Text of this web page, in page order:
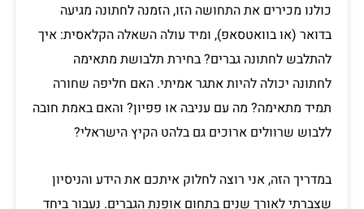
כולנו מכירים את התחושה הזו, הזמנה לחתונה מגיעה
בדואר (או בוואטסאפ), ומיד עולה השאלה הקלאסית: איך
להתלבש לחתונה גברים? בחירת תלבושת מתאימה
לחתונה יכולה להיות אתגר אמיתי. האם חליפה שחורה
תמיד מתאימה? מה עם עניבה או פפיון? והאם באמת חובה
ללבוש שרוולים ארוכים גם בלהט הקיץ הישראלי?
במדריך הזה, אני רוצה לחלוק איתכם את הידע והניסיון
שצברתי לאורך שנים בתחום אופנת הגברים. נעבור ביחד